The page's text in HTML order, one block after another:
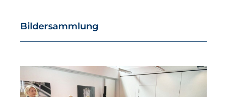
Bildersammlung